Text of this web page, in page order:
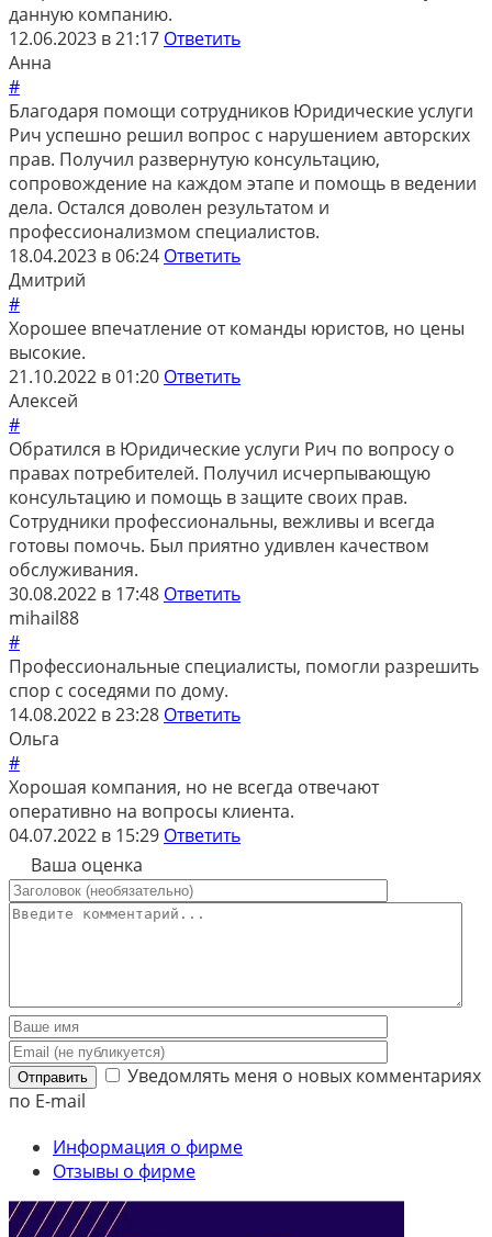
данную компанию.
12.06.2023 в 21:17 Ответить
Анна
#
Благодаря помощи сотрудников Юридические услуги
Рич успешно решил вопрос с нарушением авторских
прав. Получил развернутую консультацию,
сопровождение на каждом этапе и помощь в ведении
дела. Остался доволен результатом и
профессионализмом специалистов.
18.04.2023 в 06:24 Ответить
Дмитрий
#
Хорошее впечатление от команды юристов, но цены
высокие.
21.10.2022 в 01:20 Ответить
Алексей
#
Обратился в Юридические услуги Рич по вопросу о
правах потребителей. Получил исчерпывающую
консультацию и помощь в защите своих прав.
Сотрудники профессиональны, вежливы и всегда
готовы помочь. Был приятно удивлен качеством
обслуживания.
30.08.2022 в 17:48 Ответить
mihail88
#
Профессиональные специалисты, помогли разрешить
спор с соседями по дому.
14.08.2022 в 23:28 Ответить
Ольга
#
Хорошая компания, но не всегда отвечают
оперативно на вопросы клиента.
04.07.2022 в 15:29 Ответить
Ваша оценка
Отправить
Уведомлять меня о новых комментариях
по E-mail
Информация о фирме
Отзывы о фирме